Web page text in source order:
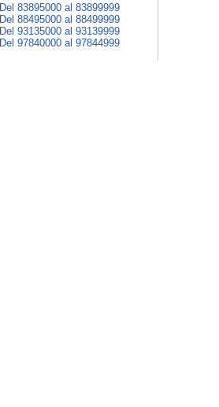
Del 83895000 al 83899999
Del 88495000 al 88499999
Del 93135000 al 93139999
Del 97840000 al 97844999